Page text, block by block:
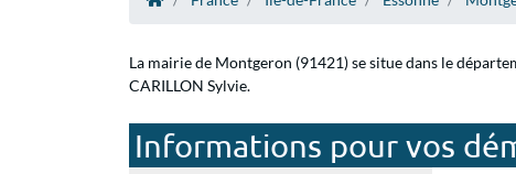
La mairie de Montgeron (91421) se situe dans le
CARILLON Sylvie.
Informations pour vos